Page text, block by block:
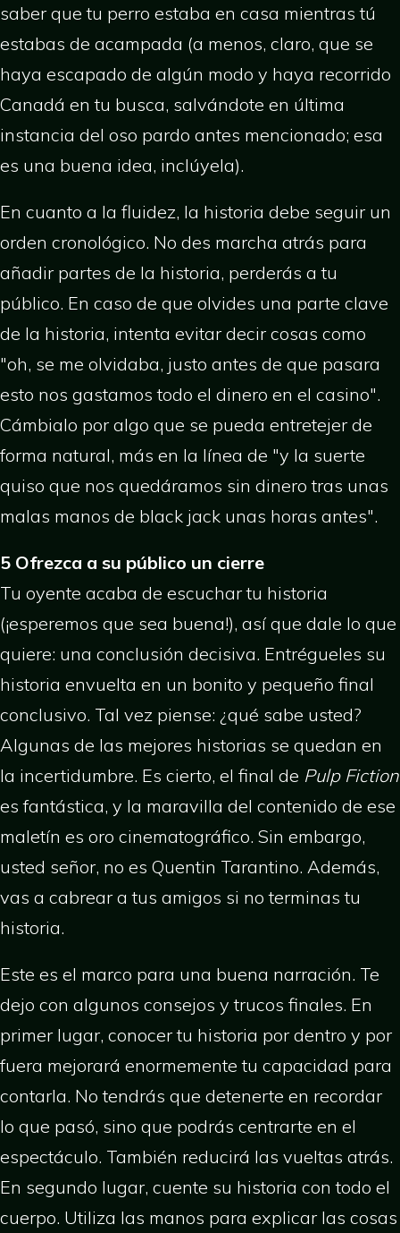
saber que tu perro estaba en casa mientras tú
estabas de acampada (a menos, claro, que se
haya escapado de algún modo y haya recorrido
Canadá en tu busca, salvándote en última
instancia del oso pardo antes mencionado; esa
es una buena idea, inclúyela).
En cuanto a la fluidez, la historia debe seguir un
orden cronológico. No des marcha atrás para
añadir partes de la historia, perderás a tu
público. En caso de que olvides una parte clave
de la historia, intenta evitar decir cosas como
"oh, se me olvidaba, justo antes de que pasara
esto nos gastamos todo el dinero en el casino".
Cámbialo por algo que se pueda entretejer de
forma natural, más en la línea de "y la suerte
quiso que nos quedáramos sin dinero tras unas
malas manos de black jack unas horas antes".
5 Ofrezca a su público un cierre
Tu oyente acaba de escuchar tu historia
(¡esperemos que sea buena!), así que dale lo que
quiere: una conclusión decisiva. Entrégueles su
historia envuelta en un bonito y pequeño final
conclusivo. Tal vez piense: ¿qué sabe usted?
Algunas de las mejores historias se quedan en
la incertidumbre. Es cierto, el final de Pulp Fiction
es fantástica, y la maravilla del contenido de ese
maletín es oro cinematográfico. Sin embargo,
usted señor, no es Quentin Tarantino. Además,
vas a cabrear a tus amigos si no terminas tu
historia.
Este es el marco para una buena narración. Te
dejo con algunos consejos y trucos finales. En
primer lugar, conocer tu historia por dentro y por
fuera mejorará enormemente tu capacidad para
contarla. No tendrás que detenerte en recordar
lo que pasó, sino que podrás centrarte en el
espectáculo. También reducirá las vueltas atrás.
En segundo lugar, cuente su historia con todo el
cuerpo. Utiliza las manos para explicar las cosas